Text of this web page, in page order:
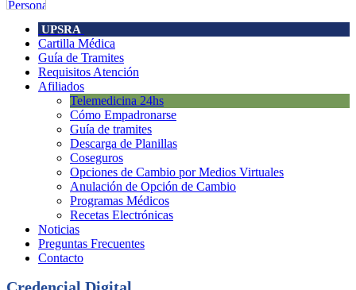
UPSRA
Cartilla Médica
Guía de Tramites
Requisitos Atención
Afiliados
Telemedicina 24hs
Cómo Empadronarse
Guía de tramites
Descarga de Planillas
Coseguros
Opciones de Cambio por Medios Virtuales
Anulación de Opción de Cambio
Programas Médicos
Recetas Electrónicas
Noticias
Preguntas Frecuentes
Contacto